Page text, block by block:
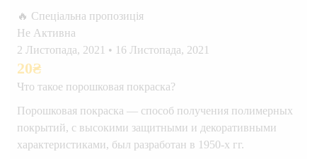
🔥 Спеціальна пропозиція
Не Активна
2 Листопада, 2021 • 16 Листопада, 2021
20₴
Что такое порошковая покраска?
Порошковая покраска — способ получения полимерных
покрытий, с высокими защитными и декоративными
характеристиками, был разработан в 1950-х гг.